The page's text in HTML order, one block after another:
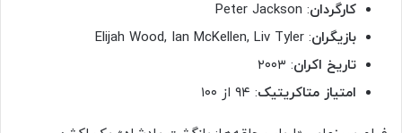
کارگردان: Peter Jackson
بازیگران: Elijah Wood, Ian McKellen, Liv Tyler
تاریخ اکران: ۲۰۰۳
امتیاز متاکریتیک: ۹۴ از ۱۰۰